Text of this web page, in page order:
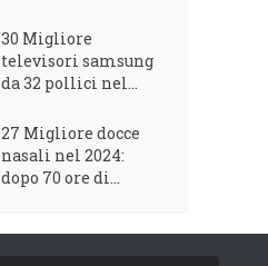
30 Migliore
televisori samsung
da 32 pollici nel...
27 Migliore docce
nasali nel 2024:
dopo 70 ore di...